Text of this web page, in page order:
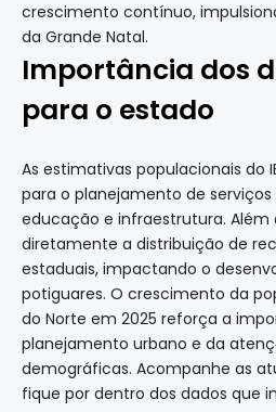
crescimento contínuo,
da Grande Natal.
Importância dos
para o estado
As estimativas populacionais do
para o planejamento de serviços
educação e infraestrutura. Além
diretamente a distribuição de
estaduais, impactando o
potiguares. O crescimento da
do Norte em 2025 reforça a
planejamento urbano e da
demográficas. Acompanhe as
fique por dentro dos dados que